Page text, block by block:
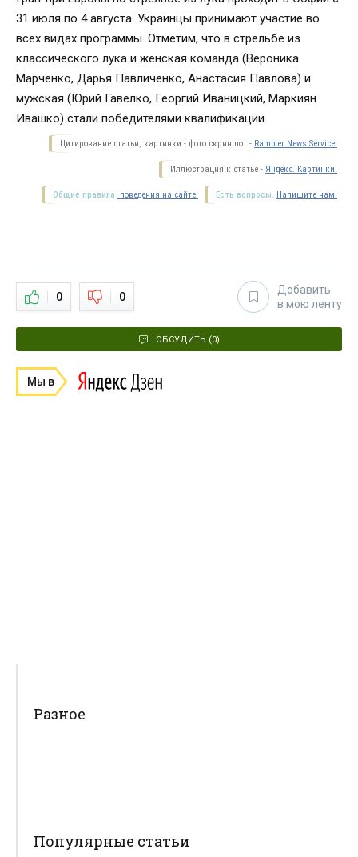
31 июля по 4 августа. Украинцы принимают участие во
всех видах программы. Отметим, что в стрельбе из
классического лука и женская команда (Вероника
Марченко, Дарья Павличенко, Анастасия Павлова) и
мужская (Юрий Гавелко, Георгий Иваницкий, Маркиян
Ивашко) стали победителями квалификации.
Цитирование статьи, картинки - фото скриншот - Rambler News Service.
Иллюстрация к статье - Яндекс. Картинки.
Есть вопросы. Напишите нам.
Общие правила поведения на сайте.
0 0
Добавить
в мою ленту
ОБСУДИТЬ (0)
Мы в
Разное
Популярные статьи